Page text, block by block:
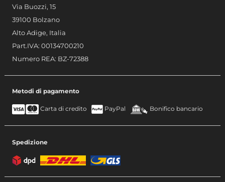
Via Buozzi, 15
39100 Bolzano
Alto Adige, Italia
Part.IVA: 00134700210
Numero REA: BZ-72388
Metodi di pagamento
Carta di credito PayPal Bonifico bancario
Spedizione